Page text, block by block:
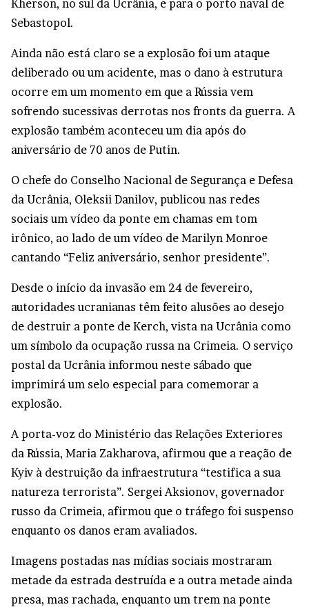
Kherson, no sul da Ucrânia, e para o porto naval de
Sebastopol.
Ainda não está claro se a explosão foi um ataque
deliberado ou um acidente, mas o dano à estrutura
ocorre em um momento em que a Rússia vem
sofrendo sucessivas derrotas nos fronts da guerra. A
explosão também aconteceu um dia após do
aniversário de 70 anos de Putin.
O chefe do Conselho Nacional de Segurança e Defesa
da Ucrânia, Oleksii Danilov, publicou nas redes
sociais um vídeo da ponte em chamas em tom
irônico, ao lado de um vídeo de Marilyn Monroe
cantando “Feliz aniversário, senhor presidente”.
Desde o início da invasão em 24 de fevereiro,
autoridades ucranianas têm feito alusões ao desejo
de destruir a ponte de Kerch, vista na Ucrânia como
um símbolo da ocupação russa na Crimeia. O serviço
postal da Ucrânia informou neste sábado que
imprimirá um selo especial para comemorar a
explosão.
A porta-voz do Ministério das Relações Exteriores
da Rússia, Maria Zakharova, afirmou que a reação de
Kyiv à destruição da infraestrutura “testifica a sua
natureza terrorista”. Sergei Aksionov, governador
russo da Crimeia, afirmou que o tráfego foi suspenso
enquanto os danos eram avaliados.
Imagens postadas nas mídias sociais mostraram
metade da estrada destruída e a outra metade ainda
presa, mas rachada, enquanto um trem na ponte